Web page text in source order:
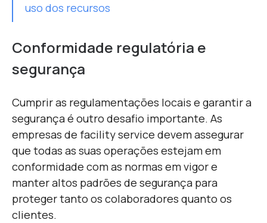
uso dos recursos
Conformidade regulatória e
segurança
Cumprir as regulamentações locais e garantir a
segurança é outro desafio importante. As
empresas de facility service devem assegurar
que todas as suas operações estejam em
conformidade com as normas em vigor e
manter altos padrões de segurança para
proteger tanto os colaboradores quanto os
clientes.